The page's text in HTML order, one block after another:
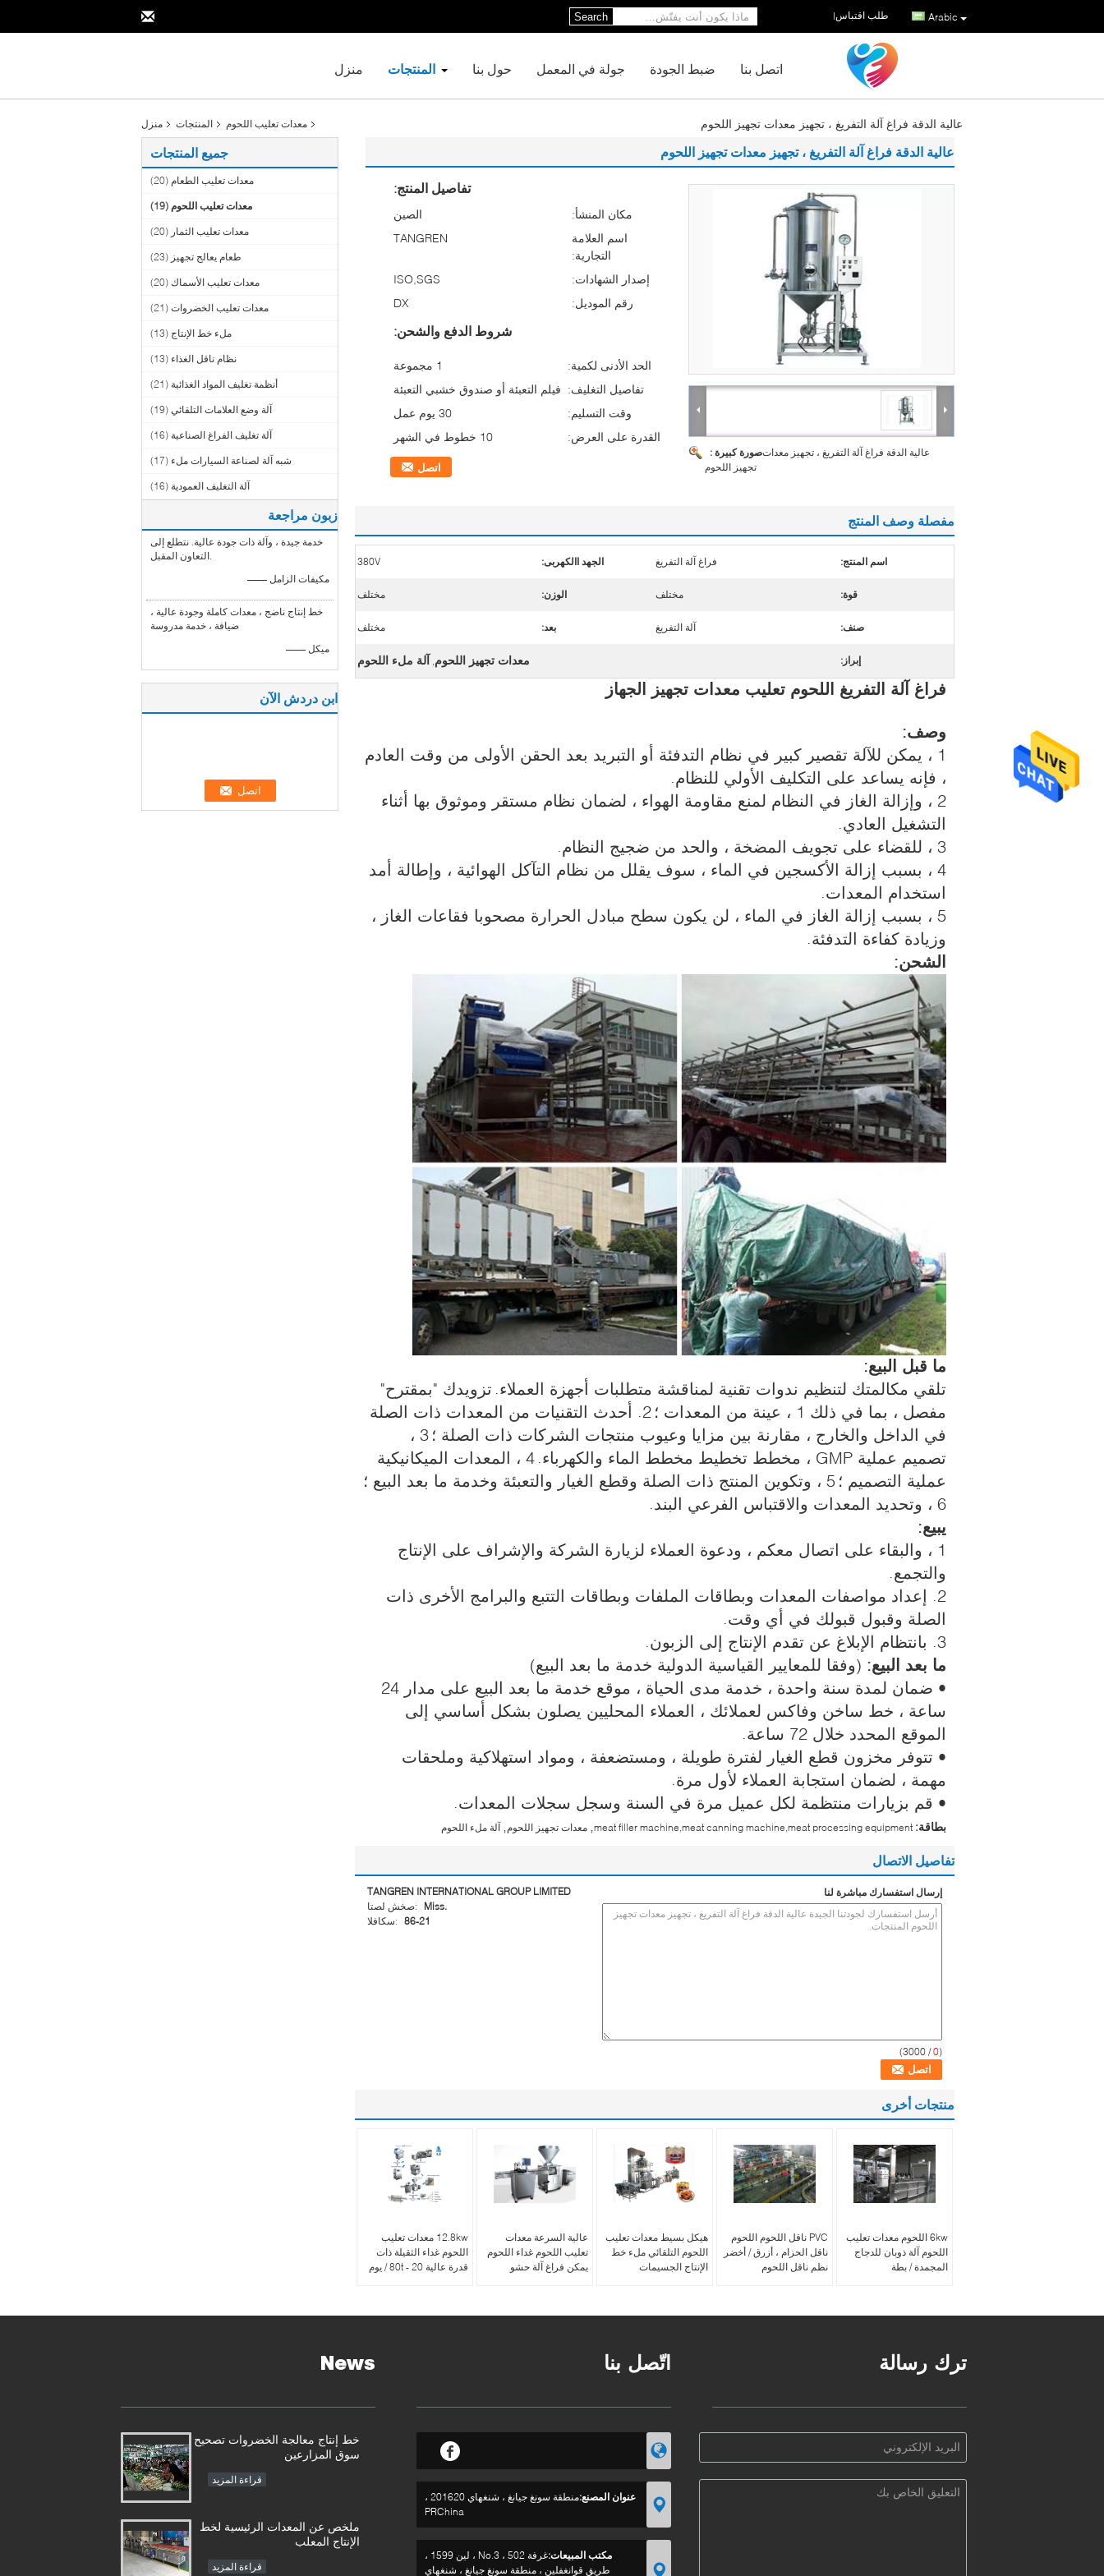
Arabic طلب اقتباس|
Search
منزل المنتجات حول بنا جولة في المعمل ضبط الجودة اتصل بنا
منزل المنتجات معدات تعليب اللحوم عالية الدقة فراغ آلة التفريغ ، تجهيز معدات تجهيز اللحوم
جميع المنتجات
معدات تعليب الطعام (20)
معدات تعليب اللحوم (19)
معدات تعليب الثمار (20)
طعام يعالج تجهيز (23)
معدات تعليب الأسماك (20)
معدات تعليب الخضروات (21)
ملء خط الإنتاج (13)
نظام ناقل الغذاء (13)
أنظمة تغليف المواد الغذائية (21)
آلة وضع العلامات التلقائي (19)
آلة تغليف الفراغ الصناعية (16)
شبه آلة لصناعة السيارات ملء (17)
آلة التغليف العمودية (16)
زبون مراجعة
خدمة جيدة ، وآلة ذات جودة عالية. نتطلع إلى
التعاون المقبل.
—— مكيفات الزامل
خط إنتاج ناضج ، معدات كاملة وجودة عالية ،
ضيافة ، خدمة مدروسة
—— ميكل
ابن دردش الآن
عالية الدقة فراغ آلة التفريغ ، تجهيز معدات تجهيز اللحوم
صورة كبيرة :عالية الدقة فراغ آلة التفريغ ، تجهيز معدات
تجهيز اللحوم
تفاصيل المنتج:
مكان المنشأ:
الصين
اسم العلامة
التجارية:
TANGREN
إصدار الشهادات:
ISO,SGS
رقم الموديل:
DX
شروط الدفع والشحن:
الحد الأدنى لكمية:
1 مجموعة
تفاصيل التغليف: فيلم التعبئة أو صندوق خشبي التعبئة
وقت التسليم:
30 يوم عمل
القدرة على العرض:
10 خطوط في الشهر
اتصل
مفصلة وصف المنتج
اسم المنتج: فراغ آلة التفريغ الجهد االكهربى: 380V
قوة: مختلف الوزن: مختلف
صنف: آلة التفريغ بعد: مختلف
إبراز: معدات تجهيز اللحوم, آلة ملء اللحوم
فراغ آلة التفريغ اللحوم تعليب معدات تجهيز الجهاز
وصف:
1 ، يمكن للآلة تقصير كبير في نظام التدفئة أو التبريد بعد الحقن الأولى من وقت العادم
، فإنه يساعد على التكليف الأولي للنظام.
2 ، وإزالة الغاز في النظام لمنع مقاومة الهواء ، لضمان نظام مستقر وموثوق بها أثناء
التشغيل العادي.
3 ، للقضاء على تجويف المضخة ، والحد من ضجيج النظام.
4 ، بسبب إزالة الأكسجين في الماء ، سوف يقلل من نظام التآكل الهوائية ، وإطالة أمد
استخدام المعدات.
5 ، بسبب إزالة الغاز في الماء ، لن يكون سطح مبادل الحرارة مصحوبا فقاعات الغاز ،
وزيادة كفاءة التدفئة.
الشحن:
ما قبل البيع:
تلقي مكالمتك لتنظيم ندوات تقنية لمناقشة متطلبات أجهزة العملاء. تزويدك "بمقترح"
مفصل ، بما في ذلك 1 ، عينة من المعدات ؛
2. أحدث التقنيات من المعدات ذات الصلة
في الداخل والخارج ، مقارنة بين مزايا وعيوب منتجات الشركات ذات الصلة ؛
3 ،
تصميم عملية GMP ، مخطط تخطيط مخطط الماء والكهرباء.
4 ، المعدات الميكانيكية
عملية التصميم ؛ 5 ، وتكوين المنتج ذات الصلة وقطع الغيار والتعبئة وخدمة ما بعد البيع ؛
6 ، وتحديد المعدات والاقتباس الفرعي البند.
يبيع:
1 ، والبقاء على اتصال معكم ، ودعوة العملاء لزيارة الشركة والإشراف على الإنتاج
والتجمع.
2. إعداد مواصفات المعدات وبطاقات الملفات وبطاقات التتبع والبرامج الأخرى ذات
الصلة وقبول قبولك في أي وقت.
3. بانتظام الإبلاغ عن تقدم الإنتاج إلى الزبون.
ما بعد البيع: (وفقا للمعايير القياسية الدولية خدمة ما بعد البيع)
• ضمان لمدة سنة واحدة ، خدمة مدى الحياة ، موقع خدمة ما بعد البيع على مدار 24
ساعة ، خط ساخن وفاكس لعملائك ، العملاء المحليين يصلون بشكل أساسي إلى
الموقع المحدد خلال 72 ساعة.
• تتوفر مخزون قطع الغيار لفترة طويلة ، ومستضعفة ، ومواد استهلاكية وملحقات
مهمة ، لضمان استجابة العملاء لأول مرة.
• قم بزيارات منتظمة لكل عميل مرة في السنة وسجل سجلات المعدات.
بطاقة: meat filler machine,meat canning machine,meat processing equipment معدات تجهيز اللحوم آلة ملء اللحوم
تفاصيل الاتصال
TANGREN INTERNATIONAL GROUP LIMITED
اتصل شخص:
Miss.
الفاكس: 86-21
إرسال استفسارك مباشرة لنا
(
0
/ 3000)
منتجات أخرى
12.8kw معدات تعليب
اللحوم غداء الثقيلة ذات
قدرة عالية 20 - 80t / يوم
عالية السرعة معدات
تعليب اللحوم غداء اللحوم
يمكن فراغ آلة حشو
هيكل بسيط معدات تعليب
اللحوم التلقائي ملء خط
الإنتاج الجسيمات
PVC ناقل اللحوم اللحوم
ناقل الحزام ، أزرق / أخضر
نظم ناقل اللحوم
6kw اللحوم معدات تعليب
اللحوم آلة ذوبان للدجاج
المجمدة / بطة
News
خط إنتاج معالجة الخضروات تصحيح
سوق المزارعين
قراءة المزيد
ملخص عن المعدات الرئيسية لخط
الإنتاج المعلب
قراءة المزيد
اتّصل بنا
عنوان المصنع:
منطقة سونغ جيانغ ، شنغهاي 201620 ،
PRChina
مكتب المبيعات:
غرفة 502 ، No.3 ، لين 1599 ،
طريق قوانغفلين ، منطقة سونغ جيانغ ، شنغهاي
ترك رسالة